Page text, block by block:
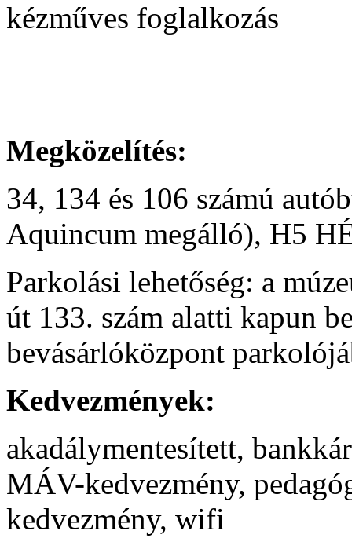
kézműves foglalkozás
Megközelítés:
34, 134 és 106 számú
Aquincum megálló), H5
Parkolási lehetőség: a
út 133. szám alatti kapun
bevásárlóközpont
Kedvezmények:
akadálymentesített,
MÁV-kedvezmény,
kedvezmény, wifi